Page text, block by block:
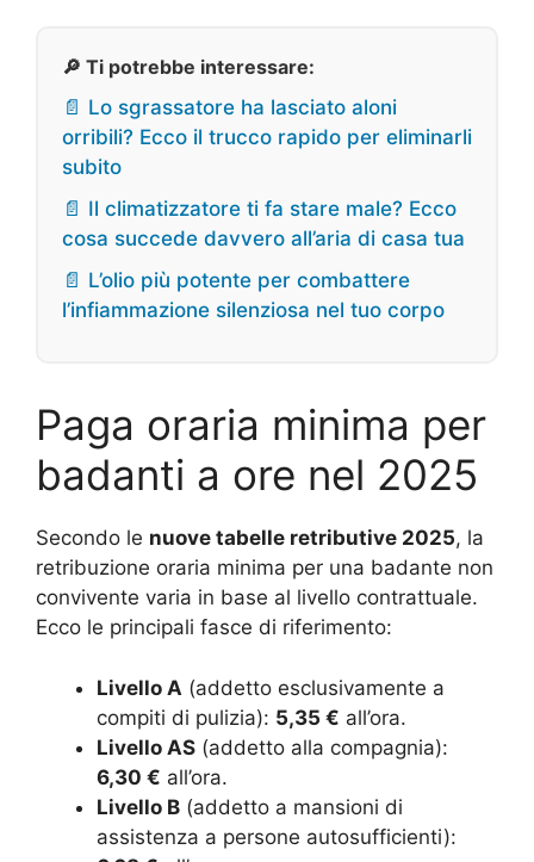
🔎 Ti potrebbe interessare:
📄 Lo sgrassatore ha lasciato aloni
orribili? Ecco il trucco rapido per eliminarli
subito
📄 Il climatizzatore ti fa stare male? Ecco
cosa succede davvero all’aria di casa tua
📄 L’olio più potente per combattere
l’infiammazione silenziosa nel tuo corpo
Paga oraria minima per
badanti a ore nel 2025
Secondo le nuove tabelle retributive 2025, la
retribuzione oraria minima per una badante non
convivente varia in base al livello contrattuale.
Ecco le principali fasce di riferimento:
Livello A (addetto esclusivamente a
compiti di pulizia): 5,35 € all’ora.
Livello AS (addetto alla compagnia):
6,30 € all’ora.
Livello B (addetto a mansioni di
assistenza a persone autosufficienti):